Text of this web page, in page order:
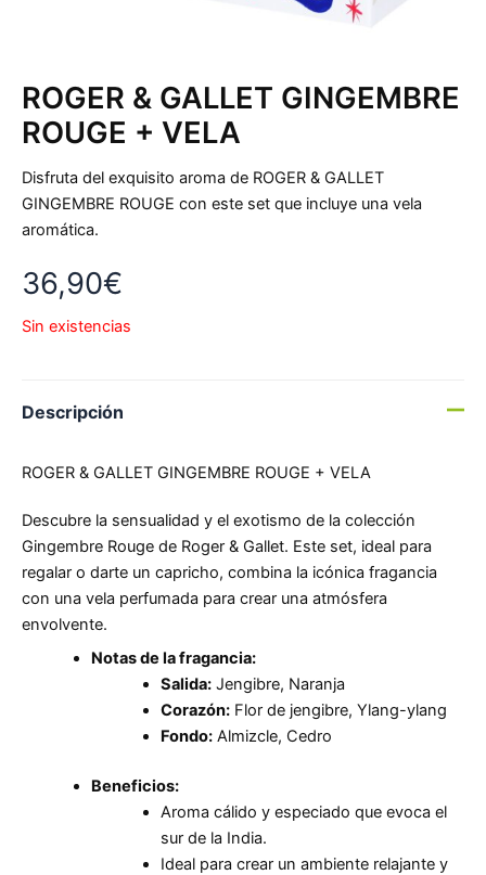
ROGER & GALLET GINGEMBRE
ROUGE + VELA
Disfruta del exquisito aroma de ROGER & GALLET
GINGEMBRE ROUGE con este set que incluye una vela
aromática.
36,90€
Sin existencias
Descripción
ROGER & GALLET GINGEMBRE ROUGE + VELA
Descubre la sensualidad y el exotismo de la colección
Gingembre Rouge de Roger & Gallet. Este set, ideal para
regalar o darte un capricho, combina la icónica fragancia
con una vela perfumada para crear una atmósfera
envolvente.
Notas de la fragancia:
Salida:Jengibre, Naranja
Corazón:Flor de jengibre, Ylang-ylang
Fondo:Almizcle, Cedro
Beneficios:
Aroma cálido y especiado que evoca el
sur de la India.
Ideal para crear un ambiente relajante y